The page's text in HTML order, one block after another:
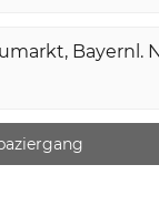
Bayernl.